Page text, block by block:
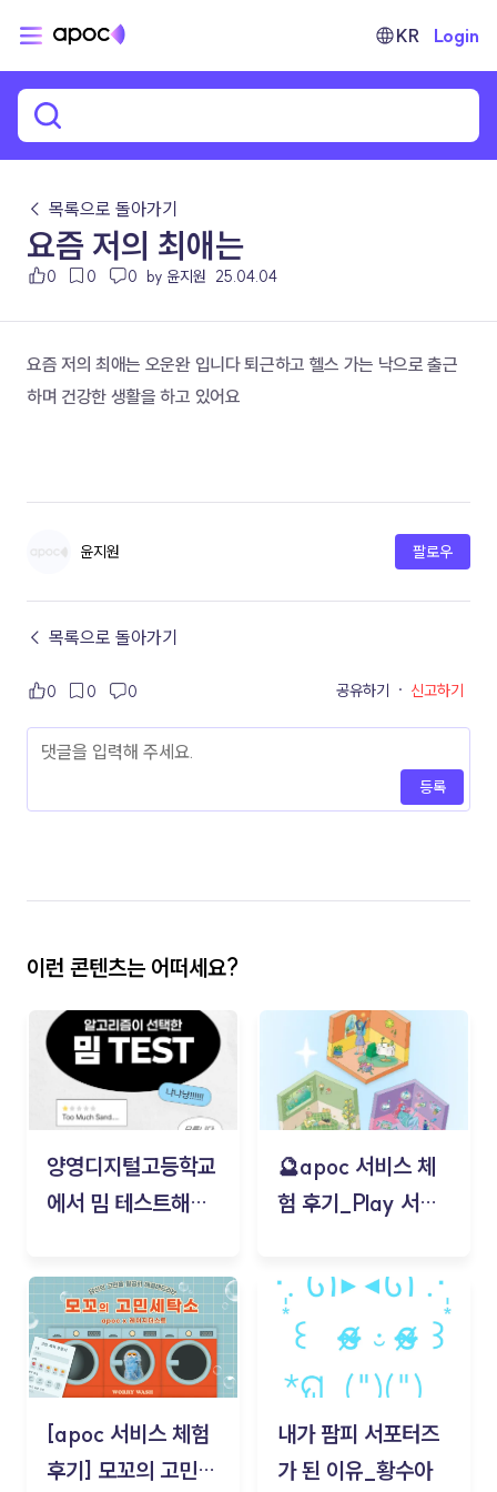
KR Login
← 목록으로 돌아가기
요즘 저의 최애는
0 0 0 by 윤지원 25.04.04
요즘 저의 최애는 오운완 입니다 퇴근하고 헬스 가는 낙으로 출근
하며 건강한 생활을 하고 있어요
윤지원 팔로우
← 목록으로 돌아가기
0 0 0 공유하기 · 신고하기
등록
이런 콘텐츠는 어떠세요?
양영디지털고등학교
에서 밈 테스트해보
🔮apoc 서비스 체
험 후기_Play 서비
김태현
[apoc 서비스 체험
후기] 모꼬의 고민세
내가 팜피 서포터즈
가 된 이유_황수아